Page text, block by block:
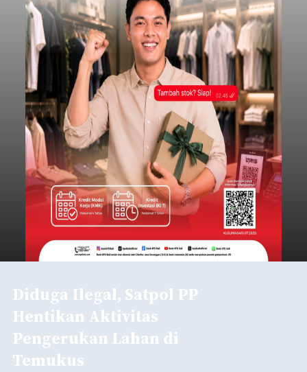
Diduga Ilegal, Satpol PP
Hentikan Aktivitas
Pengerukan Lahan di
Temukus